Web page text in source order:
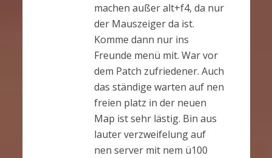
machen außer alt+f4, da nur
der Mauszeiger da ist.
Komme dann nur ins
Freunde menü mit. War vor
dem Patch zufriedener. Auch
das ständige warten auf nen
freien platz in der neuen
Map ist sehr lästig. Bin aus
lauter verzweifelung auf
nen server mit nem ü100